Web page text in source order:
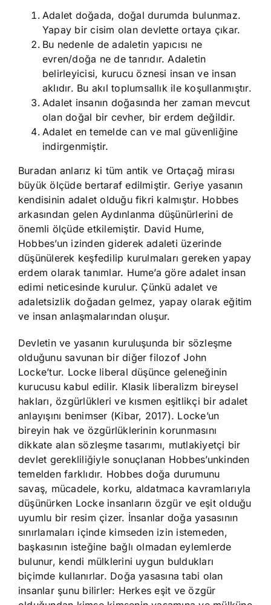
Adalet doğada, doğal durumda bulunmaz.
Yapay bir cisim olan devlette ortaya çıkar.
Bu nedenle de adaletin yapıcısı ne
evren/doğa ne de tanrıdır. Adaletin
belirleyicisi, kurucu öznesi insan ve insan
aklıdır. Bu akıl toplumsallık ile koşullanmıştır.
Adalet insanın doğasında her zaman mevcut
olan doğal bir cevher, bir erdem değildir.
Adalet en temelde can ve mal güvenliğine
indirgenmiştir.
Buradan anlarız ki tüm antik ve Ortaçağ mirası
büyük ölçüde bertaraf edilmiştir. Geriye yasanın
kendisinin adalet olduğu fikri kalmıştır. Hobbes
arkasından gelen Aydınlanma düşünürlerini de
önemli ölçüde etkilemiştir. David Hume,
Hobbes’un izinden giderek adaleti üzerinde
düşünülerek keşfedilip kurulmaları gereken yapay
erdem olarak tanımlar. Hume’a göre adalet insan
edimi neticesinde kurulur. Çünkü adalet ve
adaletsizlik doğadan gelmez, yapay olarak eğitim
ve insan anlaşmalarından oluşur.
Devletin ve yasanın kuruluşunda bir sözleşme
olduğunu savunan bir diğer filozof John
Locke’tur. Locke liberal düşünce geleneğinin
kurucusu kabul edilir. Klasik liberalizm bireysel
hakları, özgürlükleri ve kısmen eşitlikçi bir adalet
anlayışını benimser (Kibar, 2017). Locke’un
bireyin hak ve özgürlüklerinin korunmasını
dikkate alan sözleşme tasarımı, mutlakiyetçi bir
devlet gerekliliğiyle sonuçlanan Hobbes’unkinden
temelden farklıdır. Hobbes doğa durumunu
savaş, mücadele, korku, aldatmaca kavramlarıyla
düşünürken Locke insanların özgür ve eşit olduğu
uyumlu bir resim çizer. İnsanlar doğa yasasının
sınırlamaları içinde kimseden izin istemeden,
başkasının isteğine bağlı olmadan eylemlerde
bulunur, kendi mülklerini uygun buldukları
biçimde kullanırlar. Doğa yasasına tabi olan
insanlar şunu bilirler: Herkes eşit ve özgür